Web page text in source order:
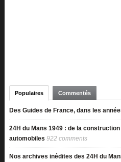
Populaires Commentés
Des Guides de France, dans les
24H du Mans 1949 : de la
automobiles 922 comments
Nos archives inédites des 24H du